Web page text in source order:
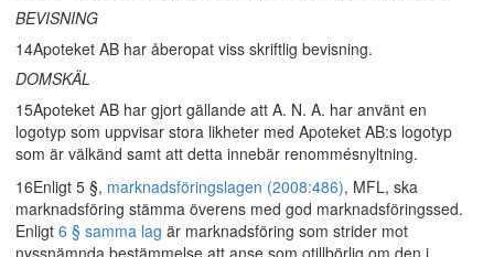
BEVISNING
14Apoteket AB har åberopat viss skriftlig bevisning.
DOMSKÄL
15Apoteket AB har gjort gällande att A. N. A. har använt en
logotyp som uppvisar stora likheter med Apoteket AB:s logotyp
som är välkänd samt att detta innebär renommésnyltning.
16Enligt 5 §, marknadsföringslagen (2008:486), MFL, ska
marknadsföring stämma överens med god marknadsföringssed.
Enligt 6 § samma lag är marknadsföring som strider mot
nyssnämnda bestämmelse att anse som otillbörlig om den i